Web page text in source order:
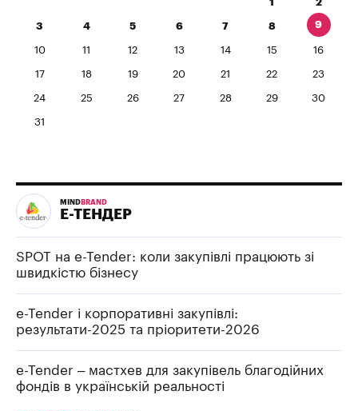
3 4 5 6 7 8 9
10 11 12 13 14 15 16
17 18 19 20 21 22 23
24 25 26 27 28 29 30
31
MIND BRAND
Е-ТЕНДЕР
SPOT на e-Tender: коли закупівлі працюють зі
швидкістю бізнесу
e-Tender і корпоративні закупівлі:
результати-2025 та пріоритети-2026
e-Tender – мастхев для закупівель благодійних
фондів в українській реальності